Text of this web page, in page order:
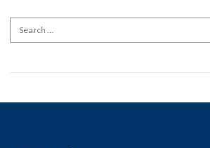
Search for: